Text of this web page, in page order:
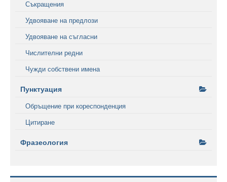
Съкращения
Удвояване на предлози
Удвояване на съгласни
Числителни редни
Чужди собствени имена
Пунктуация
Обръщение при кореспонденция
Цитиране
Фразеология